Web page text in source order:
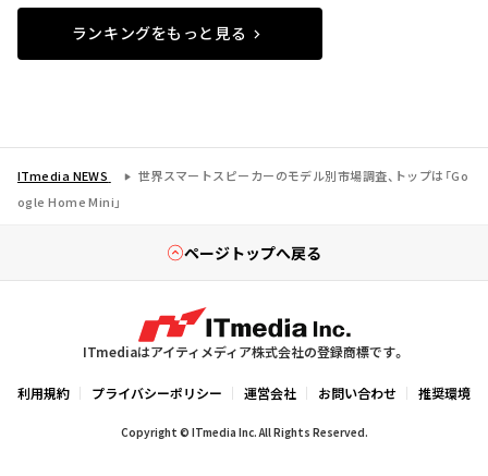
ランキングをもっと見る
ITmedia NEWS
世界スマートスピーカーのモデル別市場調査、トップは「Go
ogle Home Mini」
ページトップへ戻る
ITmediaはアイティメディア株式会社の登録商標です。
利用規約 プライバシーポリシー 運営会社 お問い合わせ 推奨環境
Copyright © ITmedia Inc. All Rights Reserved.